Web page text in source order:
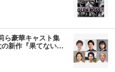
ら豪華キャスト集
の新作『果てない…